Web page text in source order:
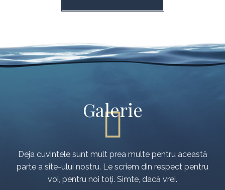
Galerie
Deja cuvintele sunt mult prea multe pentru această
parte a site-ului nostru. Le scriem din respect pentru
voi, pentru noi toți. Simte, dacă vrei.